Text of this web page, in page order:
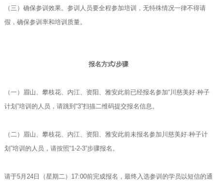
（三）确保参训效果。参训人员要全程参加培训，无特殊情况一律不得请
假，确保参训率和培训质量。
报名方式/步骤
（一）眉山、攀枝花、内江、资阳、雅安此前已经报名参加“川慈美好·种子
计划”培训的人员，请跳到“3”扫描二维码提交报名信息。
（二）眉山、攀枝花、内江、资阳、雅安此前未报名参加川慈美好·种子计
划”培训的人员，请按照“1-2-3”步骤报名。
请于5月24日（星期二）17:00前完成报名，最终入选参训的学员以短信的通